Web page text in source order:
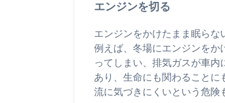
エンジンを切る
エンジンをかけたまま眠らな
例えば、冬場にエンジンをか
ってしまい、排気ガスが車内
あり、生命にも関わること
流に気づきにくいという危険